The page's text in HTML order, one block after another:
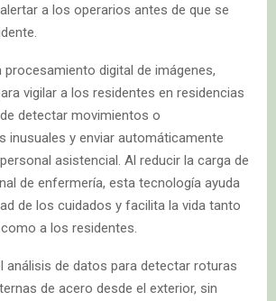
a los operarios antes de que se
procesamiento digital de imágenes,
vigilar a los residentes en residencias
detectar movimientos o
inusuales y enviar automáticamente
asistencial. Al reducir la carga de
de enfermería, esta tecnología ayuda
de los cuidados y facilita la vida tanto
a los residentes.
análisis de datos para detectar roturas
de acero desde el exterior, sin